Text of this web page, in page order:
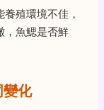
殖環境不佳，
，魚鰓是否鮮
變化